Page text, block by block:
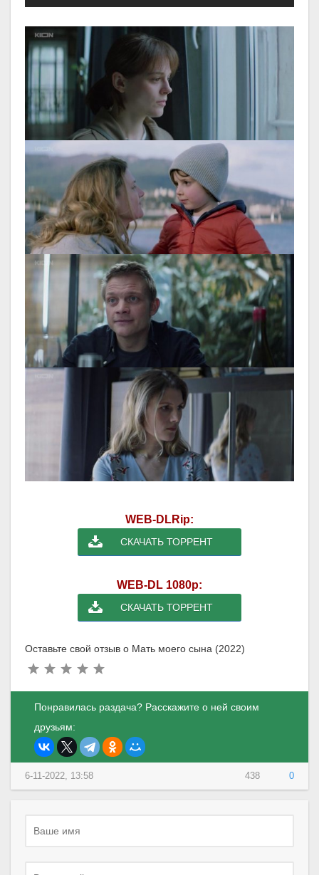
WEB-DLRip:
СКАЧАТЬ ТОРРЕНТ
WEB-DL 1080p:
СКАЧАТЬ ТОРРЕНТ
Оставьте свой отзыв о Мать моего сына (2022)
Понравилась раздача? Расскажите о ней своим
друзьям:
438 0
6-11-2022, 13:58